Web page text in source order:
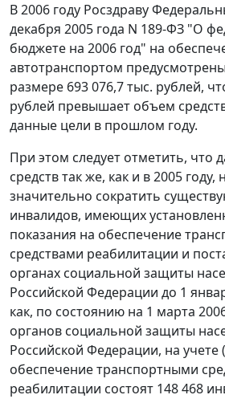
В 2006 году Росздраву
декабря 2005 года N 189-ФЗ "О
бюджете на 2006 год" на
автотранспортом
размере 693 076,7 тыс. рублей,
рублей превышает объем
данные цели в прошлом году.
При этом следует отметить, что
средств так же, как и в 2005 году,
значительно сократить
инвалидов, имеющих
показания на обеспечение
средствами реабилитации и
органах социальной защиты
Российской Федерации до 1
как, по состоянию на 1 марта
органов социальной защиты
Российской Федерации, на учете
обеспечение транспортными
реабилитации состоят 148 468